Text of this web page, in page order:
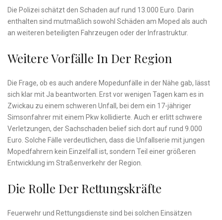
Die Polizei schätzt den Schaden auf rund 13.000 Euro. Darin
enthalten sind mutmaßlich sowohl Schäden am Moped als auch
an weiteren beteiligten Fahrzeugen oder der Infrastruktur.
Weitere Vorfälle In Der Region
Die Frage, ob es auch andere Mopedunfälle in der Nähe gab, lässt
sich klar mit Ja beantworten. Erst vor wenigen Tagen kam es in
Zwickau zu einem schweren Unfall, bei dem ein 17-jähriger
Simsonfahrer mit einem Pkw kollidierte. Auch er erlitt schwere
Verletzungen, der Sachschaden belief sich dort auf rund 9.000
Euro. Solche Fälle verdeutlichen, dass die Unfallserie mit jungen
Mopedfahrern kein Einzelfall ist, sondern Teil einer größeren
Entwicklung im Straßenverkehr der Region.
Die Rolle Der Rettungskräfte
Feuerwehr und Rettungsdienste sind bei solchen Einsätzen